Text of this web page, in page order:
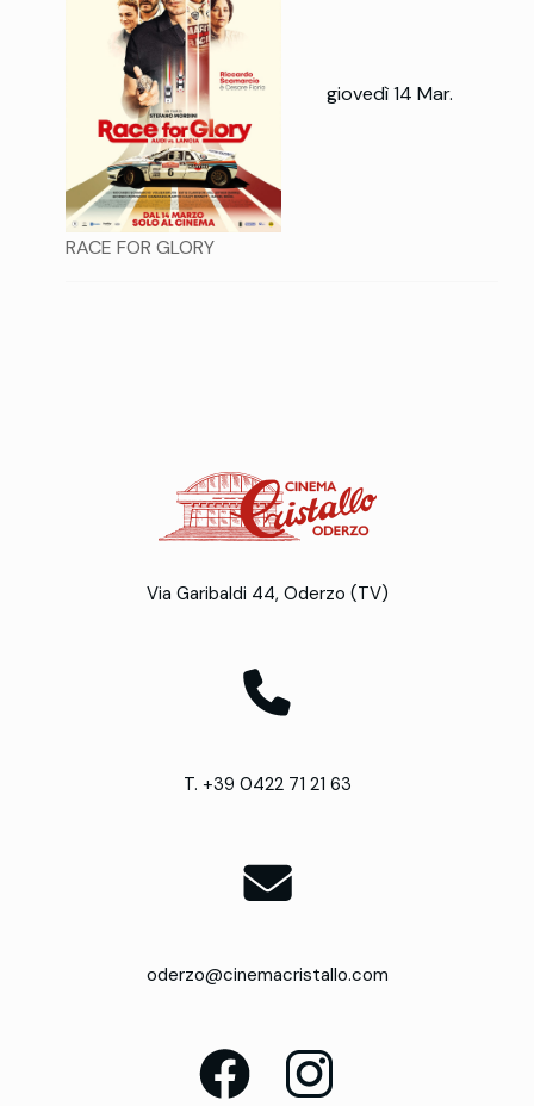
RACE FOR GLORY
giovedì 14 Mar.
Via Garibaldi 44, Oderzo (TV)
T. +39 0422 71 21 63
oderzo@cinemacristallo.com